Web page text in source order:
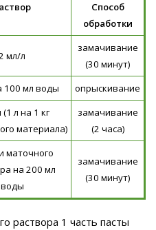
Способ
обработки
мл/л
замачивание
(30 минут)
100 мл воды опрыскивание
л на 1 кг
материала)
замачивание
(2 часа)
маточного
на 200 мл
воды
замачивание
(30 минут)
раствора 1 часть пасты